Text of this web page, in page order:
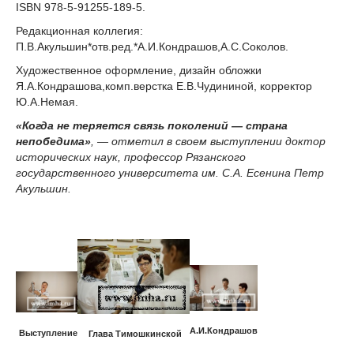
ISBN 978-5-91255-189-5.
Редакционная коллегия:
П.В.Акульшин*отв.ред.*А.И.Кондрашов,А.С.Соколов.
Художественное оформление, дизайн обложки
Я.А.Кондрашова,комп.верстка Е.В.Чудининой, корректор
Ю.А.Немая.
«Когда не теряется связь поколений — страна
непобедима» , — отметил в своем выступлении доктор
исторических наук, профессор Рязанского
государственного университета им. С.А. Есенина Петр
Акульшин.
Выступление Глава Тимошкинской А.И.Кондрашов